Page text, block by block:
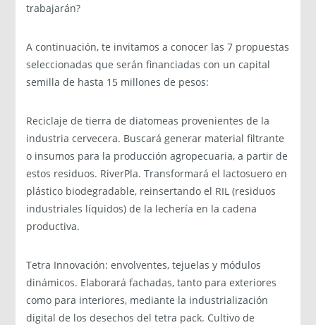
trabajarán?
A continuación, te invitamos a conocer las 7 propuestas
seleccionadas que serán financiadas con un capital
semilla de hasta 15 millones de pesos:
Reciclaje de tierra de diatomeas provenientes de la
industria cervecera. Buscará generar material filtrante
o insumos para la producción agropecuaria, a partir de
estos residuos. RiverPla. Transformará el lactosuero en
plástico biodegradable, reinsertando el RIL (residuos
industriales líquidos) de la lechería en la cadena
productiva.
Tetra Innovación: envolventes, tejuelas y módulos
dinámicos. Elaborará fachadas, tanto para exteriores
como para interiores, mediante la industrialización
digital de los desechos del tetra pack. Cultivo de